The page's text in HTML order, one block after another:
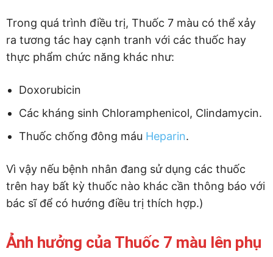
Trong quá trình điều trị, Thuốc 7 màu có thể xảy
ra tương tác hay cạnh tranh với các thuốc hay
thực phẩm chức năng khác như:
Doxorubicin
Các kháng sinh Chloramphenicol, Clindamycin.
Thuốc chống đông máu Heparin.
Vì vậy nếu bệnh nhân đang sử dụng các thuốc
trên hay bất kỳ thuốc nào khác cần thông báo với
bác sĩ để có hướng điều trị thích hợp.)
Ảnh hưởng của Thuốc 7 màu lên phụ